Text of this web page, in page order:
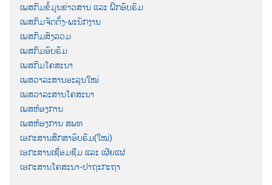
ເພສກົມຂໍ້ມູນຂ່າວສານ ແລະ ຝຶກອົບຮົມ
ເພສກົມຈັດຕັ້ງ-ພະນັກງານ
ເພສກົມສັງລວມ
ເພສກົມອົບຮົມ
ເພສກົມໂຄສະນາ
ເພສວາລະສານອະລຸນໃໝ່
ເພສວາລະສານໂຄສະນາ
ເພສຫ້ອງການ
ເພສຫ້ອງການ ສພທ
ເອກະສານສຶກສາອົບຮົມ(ໃໝ່)
ເອກະສານເຊື່ອມຊືມ ແລະ ເຜີຍແຜ່
ເອກະສານໂຄສະນາ-ປາຖະກະຖາ